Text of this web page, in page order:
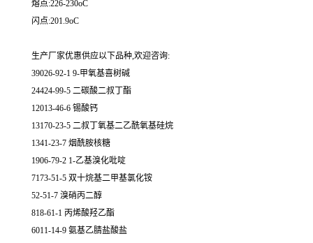
熔点:226-230oC
闪点:201.9oC
生产厂家优惠供应以下品种,欢迎咨询:
39026-92-1 9-甲氧基喜树碱
24424-99-5 二碳酸二叔丁酯
12013-46-6 锡酸钙
13170-23-5 二叔丁氧基二乙酰氧基硅烷
1341-23-7 烟酰胺核糖
1906-79-2 1-乙基溴化吡啶
7173-51-5 双十烷基二甲基氯化铵
52-51-7 溴硝丙二醇
818-61-1 丙烯酸羟乙酯
6011-14-9 氨基乙腈盐酸盐